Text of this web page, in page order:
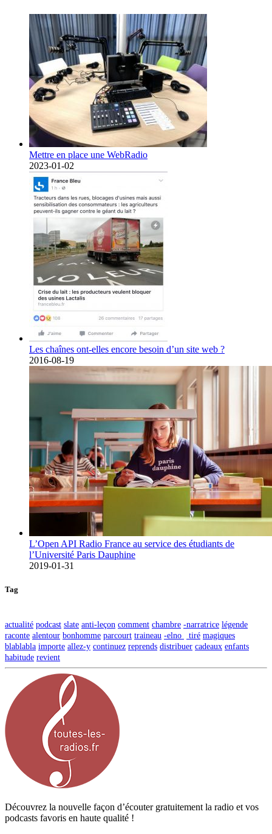
Mettre en place une WebRadio
2023-01-02
Les chaînes ont-elles encore besoin d’un site web ?
2016-08-19
L’Open API Radio France au service des étudiants de
l’Université Paris Dauphine
2019-01-31
Tag
actualité podcast slate anti-leçon comment chambre -narratrice légende
raconte alentour bonhomme parcourt traineau -elno tiré magiques
blablabla importe allez-y continuez reprends distribuer cadeaux enfants
habitude revient
Découvrez la nouvelle façon d’écouter gratuitement la radio et vos
podcasts favoris en haute qualité !